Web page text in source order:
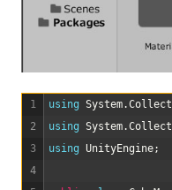
1
2
3
4
using System.
using System.
using UnityEngine;